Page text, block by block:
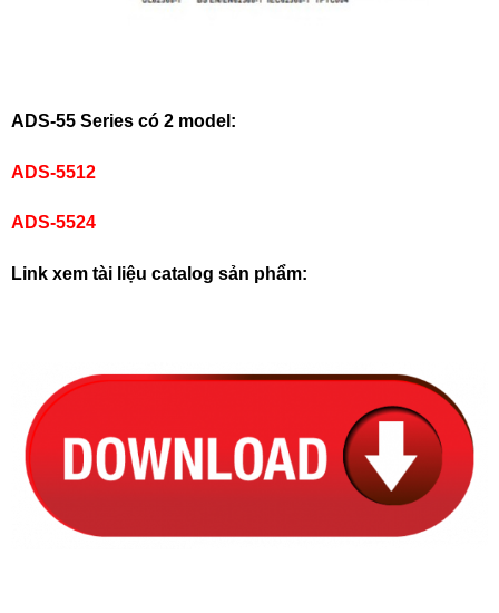
ADS-55 Series có 2 model:
ADS-5512
ADS-5524
Link xem tài liệu catalog sản phẩm: